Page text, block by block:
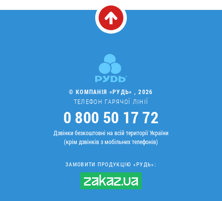
© КОМПАНІЯ «РУДЬ» , 2026
ТЕЛЕФОН ГАРЯЧОЇ ЛІНІЇ
0 800 50 17 72
Дзвінки безкоштовні на всій території України
(крім дзвінків з мобільних телефонів)
ЗАМОВИТИ ПРОДУКЦІЮ «РУДЬ»: